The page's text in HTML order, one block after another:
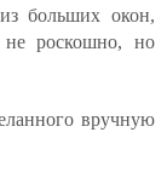
больших окон,
роскошно, но
вручную